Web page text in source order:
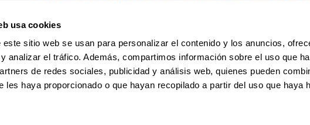
usa cookies
este sitio web se usan para personalizar el contenido y los anuncios,
analizar el tráfico. Además, compartimos información sobre el uso que
de redes sociales, publicidad y análisis web, quienes pueden
les haya proporcionado o que hayan recopilado a partir del uso que haya
una caracterización química de dos variedades de lúpulo silvestre
Página
1 Página
2 Página
3 ...
Páginas intermedias Use TAB
Página
79